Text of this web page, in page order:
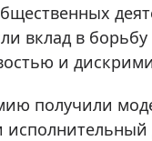
вклад в
и
получили
исполнительный